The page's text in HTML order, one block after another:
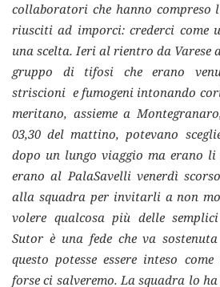
collaboratori che hanno compreso
riusciti ad imporci: crederci come
una scelta. Ieri al rientro da Varese
gruppo di tifosi che erano
striscioni e fumogeni intonando
meritano, assieme a
03,30 del mattino, potevano
dopo un lungo viaggio ma erano li
erano al PalaSavelli venerdì
alla squadra per invitarli a non
volere qualcosa più delle
Sutor è una fede che va
questo potesse essere inteso
forse ci salveremo. La squadra lo